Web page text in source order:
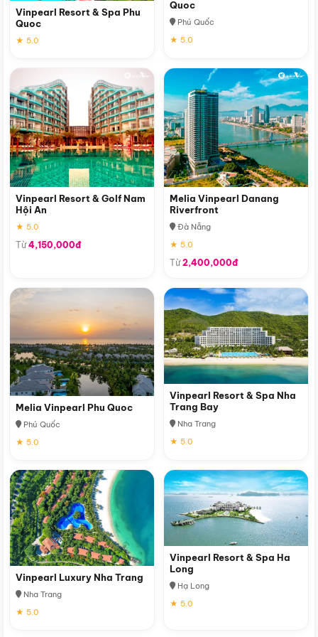
Vinpearl Resort & Spa Phu
Quoc
★ 5.0
Quoc
Phú Quốc
★ 5.0
Vinpearl Resort & Golf Nam
Hội An
★ 5.0
Từ4,150,000đ
Melia Vinpearl Danang
Riverfront
Đà Nẵng
★ 5.0
Từ2,400,000đ
Melia Vinpearl Phu Quoc
Phú Quốc
★ 5.0
Vinpearl Resort & Spa Nha
Trang Bay
Nha Trang
★ 5.0
Vinpearl Luxury Nha Trang
Nha Trang
★ 5.0
Vinpearl Resort & Spa Ha
Long
Hạ Long
★ 5.0